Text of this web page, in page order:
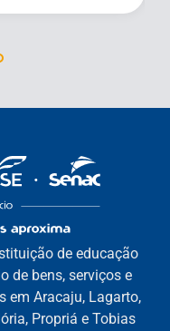
de educação
de bens, serviços e
em Aracaju, Lagarto,
Propriá e Tobias